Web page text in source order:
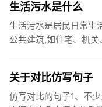
生活污水是什么
生活污水是居民日常生
公共建筑,如住宅、机
关于对比仿写句子
仿写对比的句子1、不